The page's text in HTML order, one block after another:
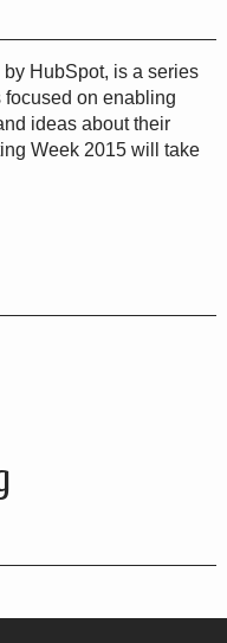
HubSpot, is a series
on enabling
ideas about their
Week 2015 will take